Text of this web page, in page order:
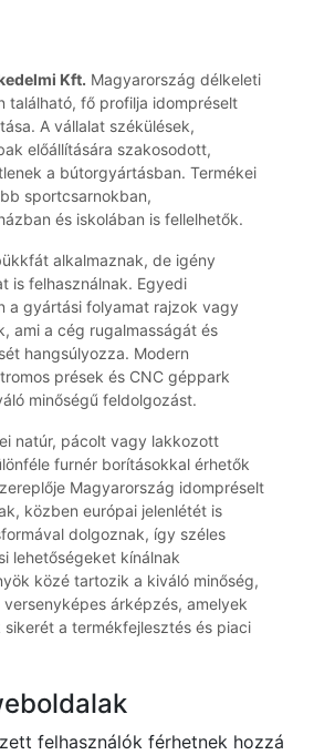
Kft. Magyarország délkeleti
található, fő profilja idompréselt
A vállalat székülések,
előállítására szakosodott,
a bútorgyártásban. Termékei
sportcsarnokban,
és iskolában is fellelhetők.
alkalmaznak, de igény
is felhasználnak. Egyedi
a gyártási folyamat rajzok vagy
ami a cég rugalmasságát és
hangsúlyozza. Modern
prések és CNC géppark
minőségű feldolgozást.
natúr, pácolt vagy lakkozott
furnér borításokkal érhetők
Magyarország idompréselt
közben európai jelenlétét is
dolgoznak, így széles
lehetőségeket kínálnak
közé tartozik a kiváló minőség,
árképzés, amelyek
a termékfejlesztés és piaci
felhasználók férhetnek hozzá